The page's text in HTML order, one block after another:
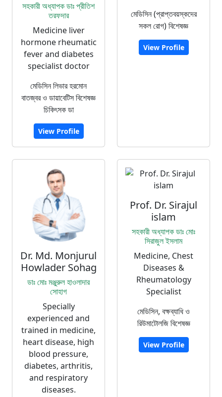
সহকারী অধ্যাপক ডাঃ প্রীতিশ
তরফদার
Medicine liver
hormone rheumatic
fever and diabetes
specialist doctor
মেডিসিন লিভার হরমোন
বাতজ্বর ও ডায়াবেটিস বিশেষজ্ঞ
চিকিৎসক ডা
View Profile
মেডিসিন (প্রাপ্তবয়স্কদের
সকল রোগ) বিশেষজ্ঞ
View Profile
Dr. Md. Monjurul
Howlader Sohag
ডাঃ মোঃ মঞ্জুরুল হাওলাদার
সোহাগ
Specially
experienced and
trained in medicine,
heart disease, high
blood pressure,
diabetes, arthritis,
and respiratory
diseases.
Prof. Dr. Sirajul
islam
সহকারী অধ্যাপক ডাঃ মোঃ
সিরাজুল ইসলাম
Medicine, Chest
Diseases &
Rheumatology
Specialist
মেডিসিন, বক্ষব্যাধি ও
রিউমাটোলজি বিশেষজ্ঞ
View Profile